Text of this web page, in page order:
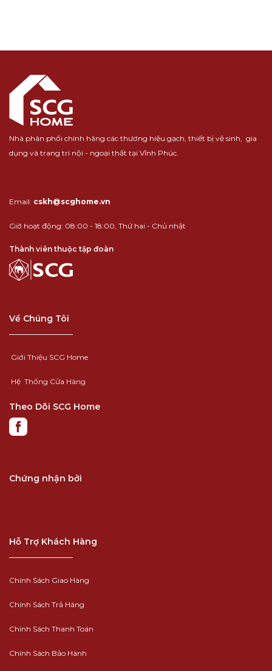
Nhà phân phối chính hãng các thương hiệu gạch thiết bị vệ sinh
gia
dụng và trang trí nội - ngoại thất tại Vĩnh Phúc.
Email: cskh@scghome.vn
Giờ hoạt động: 08:00 - 18:00, Thứ hai - Chủ nhật
Thành viên thuộc tập đoàn
Về Chúng Tôi
Giới Thiệu SCG Home
Hệ Thống Cửa Hàng
Theo Dõi SCG Home
Chứng nhận bởi
Hỗ Trợ Khách Hàng
Chính Sách Giao Hàng
Chính Sách Trả Hàng
Chính Sách Thanh Toán
Chính Sách Bảo Hành